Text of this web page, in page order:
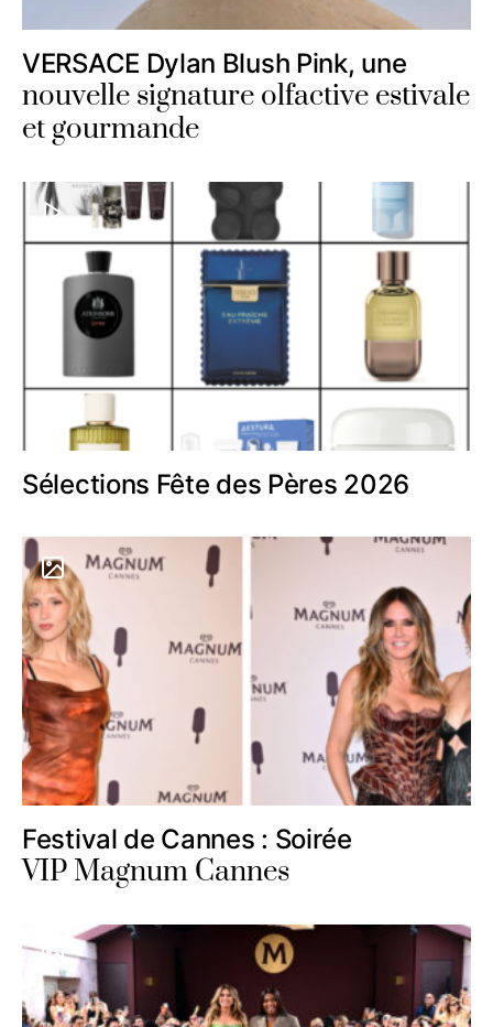
VERSACE Dylan Blush Pink, une
nouvelle signature olfactive estivale
et gourmande
Sélections Fête des Pères 2026
Festival de Cannes : Soirée
VIP Magnum Cannes